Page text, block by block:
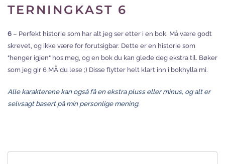
TERNINGKAST 6
6– Perfekt historie som har alt jeg ser etter i en bok. Må være godt
skrevet, og ikke være for forutsigbar. Dette er en historie som
"henger igjen" hos meg, og en bok du kan glede deg ekstra til. Bøker
som jeg gir 6 MÅ du lese ;) Disse flytter helt klart inn i bokhylla mi.
Alle karakterene kan også få en ekstra pluss eller minus, og alt er
selvsagt basert på min personlige mening.